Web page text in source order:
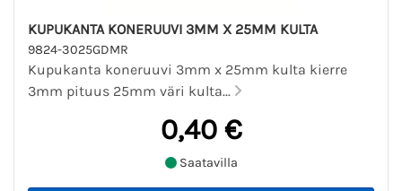
KUPUKANTA KONERUUVI 3MM X 25MM KULTA
9824-3025GDMR
Kupukanta koneruuvi 3mm x 25mm kulta kierre
3mm pituus 25mm väri kulta...
0,40 €
Saatavilla